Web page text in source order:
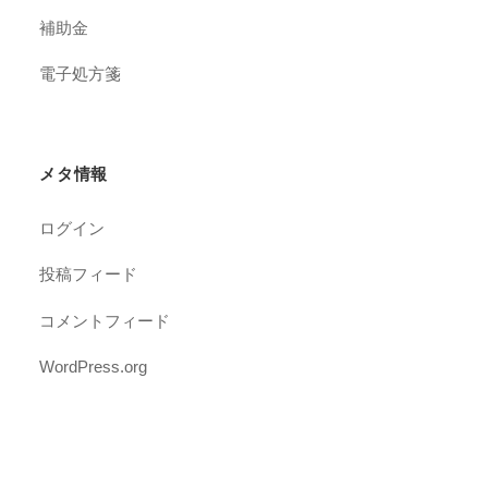
補助金
電子処方箋
メタ情報
ログイン
投稿フィード
コメントフィード
WordPress.org